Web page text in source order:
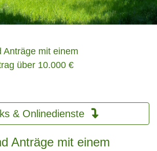
Anträge mit einem
über 10.000 €
& Onlinedienste
Anträge mit einem